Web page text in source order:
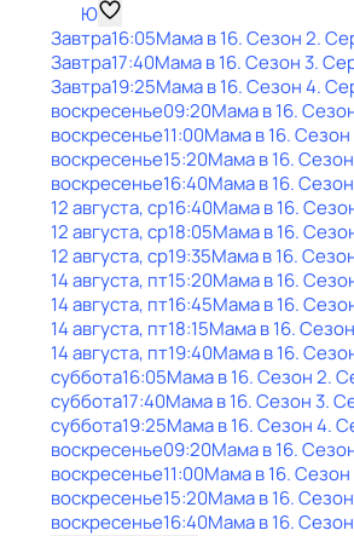
Ю
Завтра16:05Мама в 16. Сезон 2.
Завтра17:40Мама в 16. Сезон 3.
Завтра19:25Мама в 16. Сезон 4.
воскресенье09:20Мама в 16.
воскресенье11:00Мама в 16. Сезон
воскресенье15:20Мама в 16.
воскресенье16:40Мама в 16.
12 августа, ср16:40Мама в 16.
12 августа, ср18:05Мама в 16.
12 августа, ср19:35Мама в 16.
14 августа, пт15:20Мама в 16.
14 августа, пт16:45Мама в 16.
14 августа, пт18:15Мама в 16. Сезон
14 августа, пт19:40Мама в 16.
суббота16:05Мама в 16. Сезон 2.
суббота17:40Мама в 16. Сезон 3.
суббота19:25Мама в 16. Сезон 4.
воскресенье09:20Мама в 16.
воскресенье11:00Мама в 16. Сезон
воскресенье15:20Мама в 16.
воскресенье16:40Мама в 16.